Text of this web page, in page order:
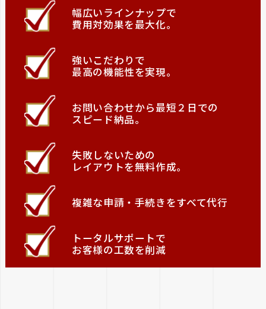
幅広いラインナップで
費用対効果を最大化。
強いこだわりで
最高の機能性を実現。
お問い合わせから最短２日での
スピード納品。
失敗しないための
レイアウトを無料作成。
複雑な申請・手続きをすべて代行
トータルサポートで
お客様の工数を削減